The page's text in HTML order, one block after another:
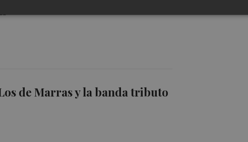
de Marras y la banda tributo